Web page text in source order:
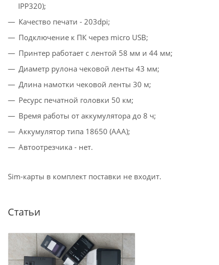
IPP320);
Качество печати - 203dpi;
Подключение к ПК через micro USB;
Принтер работает с лентой 58 мм и 44 мм;
Диаметр рулона чековой ленты 43 мм;
Длина намотки чековой ленты 30 м;
Ресурс печатной головки 50 км;
Время работы от аккумулятора до 8 ч;
Аккумулятор типа 18650 (ААА);
Автоотрезчика - нет.
Sim-карты в комплект поставки не входит.
Статьи